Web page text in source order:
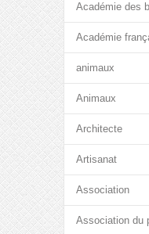
Académie des
Académie
animaux
Animaux
Architecte
Artisanat
Association
Association du